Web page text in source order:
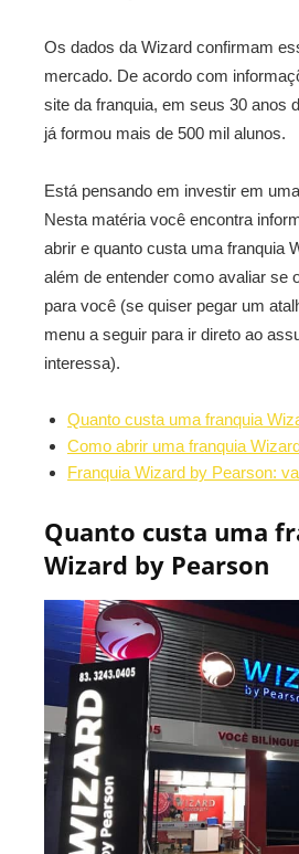
Os dados da Wizard confirmam
mercado. De acordo com
site da franquia, em seus 30 anos
já formou mais de 500 mil alunos.
Está pensando em investir em
Nesta matéria você encontra
abrir e quanto custa uma franquia
além de entender como avaliar se
para você (se quiser pegar um
menu a seguir para ir direto ao
interessa).
Quanto custa uma franquia
Como abrir uma franquia
Franquia Wizard by Pearson:
Quanto custa uma
Wizard by Pearson